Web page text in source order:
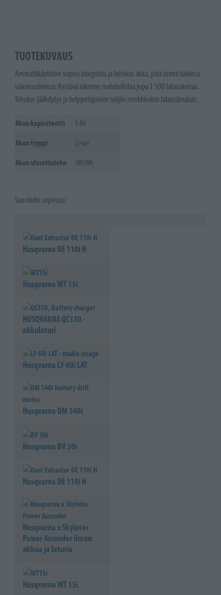
TUOTEKUVAUS
Ammattikäyttöön sopiva integroitu ja tehokas akku, joka toimii kaikissa
sääolosuhteissa. Kestävä rakenne mahdollistaa jopa 1 500 latauskertaa.
Tehokas jäähdytys ja helppotajuinen neljän merkkivalon latausilmaisin.
Akun kapasiteetti 5 Ah
Akun tyyppi Li-Ion
Akun ulosottoteho 180 Wh
Suositeltu sopivuus:
Husqvarna DE 110i H
Husqvarna WT 15i
HUSQVARNA QC330 -
akkulaturi
Husqvarna LF 60i LAT
Husqvarna DM 540i
Husqvarna BV 30i
Husqvarna DE 110i H
Husqvarna x Skylotec
Power Ascender ilman
akkua ja laturia
Husqvarna WT 15i